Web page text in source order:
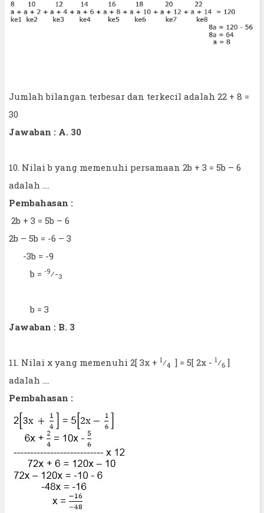
Jumlah bilangan terbesar dan terkecil adalah 22 + 8 =
30
Jawaban : A. 30
10. Nilai b yang memenuhi persamaan 2b + 3 = 5b – 6
adalah ....
Pembahasan :
2b + 3 = 5b – 6
2b – 5b = -6 – 3
-3b = -9
b = -9⁄-3
b = 3
Jawaban : B. 3
11. Nilai x yang memenuhi 2[ 3x + 1⁄4 ] = 5[ 2x - 1⁄6 ]
adalah ....
Pembahasan :